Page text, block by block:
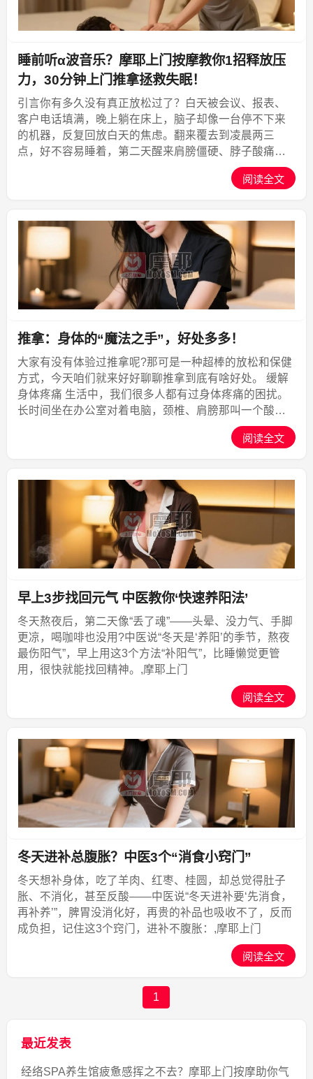
睡前听α波音乐？摩耶上门按摩教你1招释放压
力，30分钟上门推拿拯救失眠！
引言你有多久没有真正放松过了？白天被会议、报表、
客户电话填满，晚上躺在床上，脑子却像一台停不下来
的机器，反复回放白天的焦虑。翻来覆去到凌晨两三
点，好不容易睡着，第二天醒来肩膀僵硬、脖子酸痛，
整个人像被掏空了一样。这种“累到睡不着，睡醒更累”的
死循环，正在吞噬现代人的健康。科学研究发现，当大
阅读全文
推拿：身体的“魔法之手”，好处多多！
大家有没有体验过推拿呢?那可是一种超棒的放松和保健
方式，今天咱们就来好好聊聊推拿到底有啥好处。 缓解
身体疼痛 生活中，我们很多人都有过身体疼痛的困扰。
长时间坐在办公室对着电脑，颈椎、肩膀那叫一个酸
痛；运动不小心扭到了腰，走路都费劲。而推拿在缓解
这些疼痛方面有着神奇的效果。 根据一项健康研究...,摩
阅读全文
早上3步找回元气 中医教你‘快速养阳法’
冬天熬夜后，第二天像“丢了魂”——头晕、没力气、手脚
更凉，喝咖啡也没用?中医说“冬天是‘养阳’的季节，熬夜
最伤阳气”，早上用这3个方法“补阳气”，比睡懒觉更管
用，很快就能找回精神。,摩耶上门
阅读全文
冬天进补总腹胀？中医3个“消食小窍门”
冬天想补身体，吃了羊肉、红枣、桂圆，却总觉得肚子
胀、不消化，甚至反酸——中医说“冬天进补要‘先消食，
再补养’”，脾胃没消化好，再贵的补品也吸收不了，反而
成负担，记住这3个窍门，进补不腹胀：,摩耶上门
阅读全文
1
最近发表
经络SPA养生馆疲惫感挥之不去？摩耶上门按摩助你气